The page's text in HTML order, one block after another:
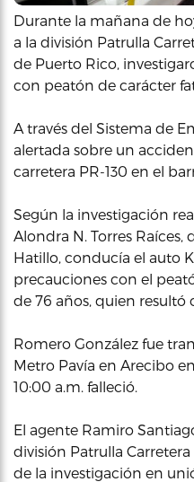
Durante la mañana de
a la división Patrulla
de Puerto Rico,
con peatón de carácter
A través del Sistema de
alertada sobre un
carretera PR-130 en el
Según la investigación
Alondra N. Torres Raíces,
Hatillo, conducía el auto
precauciones con el
de 76 años, quien resultó
Romero González fue
Metro Pavía en Arecibo
10:00 a.m. falleció.
El agente Ramiro
división Patrulla
de la investigación en